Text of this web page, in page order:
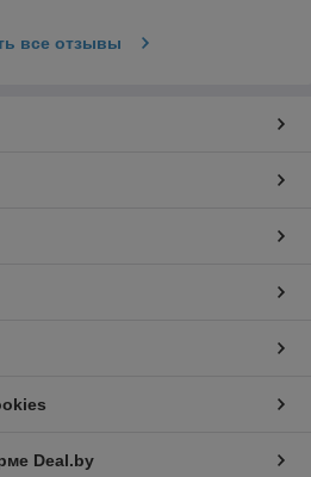
все отзывы
Deal.by